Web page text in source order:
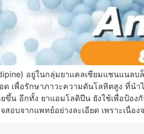
อยู่ในกลุ่มยาแคลเซียมแชนแนลบ
ด เพื่อรักษาภาวะความดันโลหิตสูง ที่น
ขึ้น อีกทั้ง ยาแอมโลดิปีน ยังใช้เพื่อป้อง
สอบจากแพทย์อย่างละเอียด เพราะเนื่